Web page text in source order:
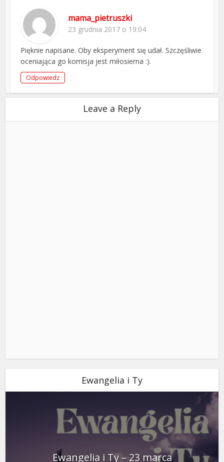
mama_pietruszki
23 grudnia 2017 o 19:04
Pięknie napisane. Oby eksperyment się udał. Szczęśliwie
oceniająca go komisja jest miłosierna :).
Odpowiedz
Leave a Reply
Ewangelia i Ty
Ewangelia i Ty – 23 marca